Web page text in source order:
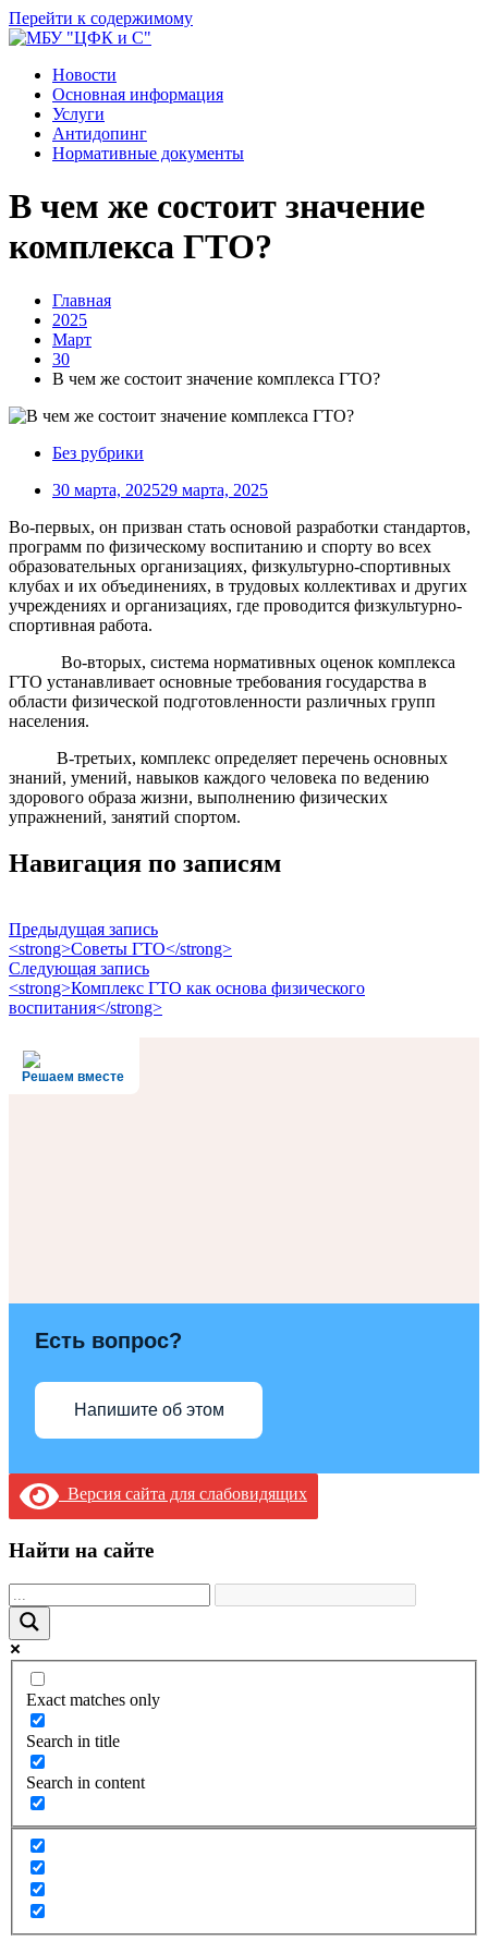
Перейти к содержимому
Новости
Основная информация
Услуги
Антидопинг
Нормативные документы
В чем же состоит значение
комплекса ГТО?
Главная
2025
Март
30
В чем же состоит значение комплекса ГТО?
Без рубрики
30 марта, 202529 марта, 2025
Во-первых, он призван стать основой разработки стандартов,
программ по физическому воспитанию и спорту во всех
образовательных организациях, физкультурно-спортивных
клубах и их объединениях, в трудовых коллективах и других
учреждениях и организациях, где проводится физкультурно-
спортивная работа.
Во-вторых, система нормативных оценок комплекса
ГТО устанавливает основные требования государства в
области физической подготовленности различных групп
населения.
В-третьих, комплекс определяет перечень основных
знаний, умений, навыков каждого человека по ведению
здорового образа жизни, выполнению физических
упражнений, занятий спортом.
Навигация по записям
Предыдущая запись
<strong>Советы ГТО</strong>
Следующая запись
<strong>Комплекс ГТО как основа физического
воспитания</strong>
Решаем вместе
Есть вопрос?
Напишите об этом
Версия сайта для слабовидящих
Найти на сайте
Exact matches only
Search in title
Search in content